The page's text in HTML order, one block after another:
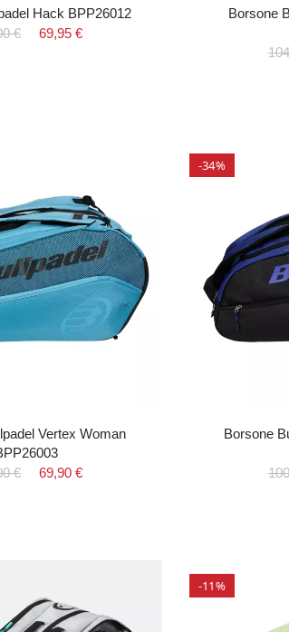
Hack BPP26012
€
69,95 €
Borsone
Vertex Woman
€
69,90 €
-34%
Borsone
-11%